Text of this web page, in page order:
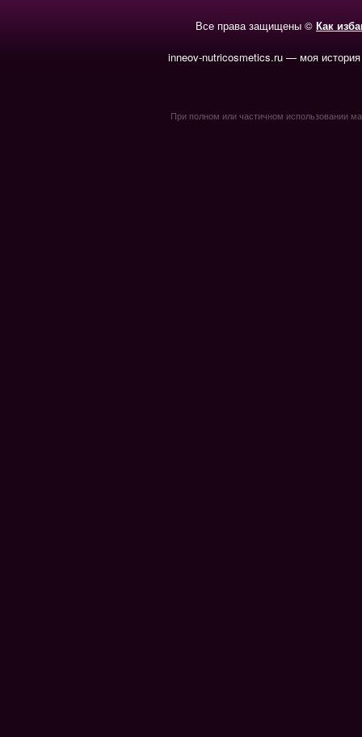
Все права защищены © Как
inneov-nutricosmetics.ru — моя
При полном или частичном использовании